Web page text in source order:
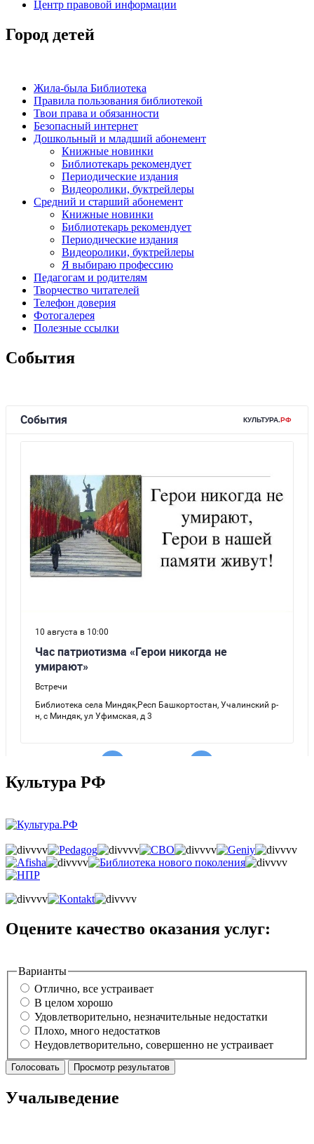
Центр правовой информации
Город детей
Жила-была Библиотека
Правила пользования библиотекой
Твои права и обязанности
Безопасный интернет
Дошкольный и младший абонемент
Книжные новинки
Библиотекарь рекомендует
Периодические издания
Видеоролики, буктрейлеры
Средний и старший абонемент
Книжные новинки
Библиотекарь рекомендует
Периодические издания
Видеоролики, буктрейлеры
Я выбираю профессию
Педагогам и родителям
Творчество читателей
Телефон доверия
Фотогалерея
Полезные ссылки
События
Культура РФ
Оцените качество оказания услуг:
Варианты
Отлично, все устраивает
В целом хорошо
Удовлетворительно, незначительные недостатки
Плохо, много недостатков
Неудовлетворительно, совершенно не устраивает
Учалыведение